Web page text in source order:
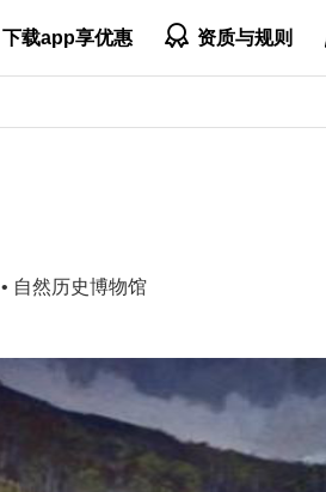
下载app享优惠  资质与规则
• 自然历史博物馆